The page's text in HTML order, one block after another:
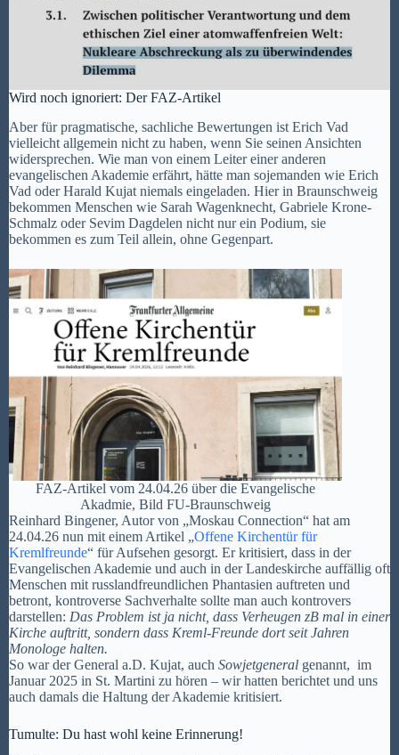
Wird noch ignoriert: Der FAZ-Artikel
Aber für pragmatische, sachliche Bewertungen ist Erich Vad
vielleicht allgemein nicht zu haben, wenn Sie seinen Ansichten
widersprechen. Wie man von einem Leiter einer anderen
evangelischen Akademie erfährt, hätte man sojemanden wie Erich
Vad oder Harald Kujat niemals eingeladen. Hier in Braunschweig
bekommen Menschen wie Sarah Wagenknecht, Gabriele Krone-
Schmalz oder Sevim Dagdelen nicht nur ein Podium, sie
bekommen es zum Teil allein, ohne Gegenpart.
FAZ-Artikel vom 24.04.26 über die Evangelische
Akadmie, Bild FU-Braunschweig
Reinhard Bingener, Autor von „Moskau Connection“ hat am
24.04.26 nun mit einem Artikel „Offene Kirchentür für
Kremlfreunde“ für Aufsehen gesorgt. Er kritisiert, dass in der
Evangelischen Akademie und auch in der Landeskirche auffällig oft
Menschen mit russlandfreundlichen Phantasien auftreten und
betront, kontroverse Sachverhalte sollte man auch kontrovers
darstellen: Das Problem ist ja nicht, dass Verheugen zB mal in einer
Kirche auftritt, sondern dass Kreml-Freunde dort seit Jahren
Monologe halten.
So war der General a.D. Kujat, auch Sowjetgeneral genannt, im
Januar 2025 in St. Martini zu hören – wir hatten berichtet und uns
auch damals die Haltung der Akademie kritisiert.
Tumulte: Du hast wohl keine Erinnerung!